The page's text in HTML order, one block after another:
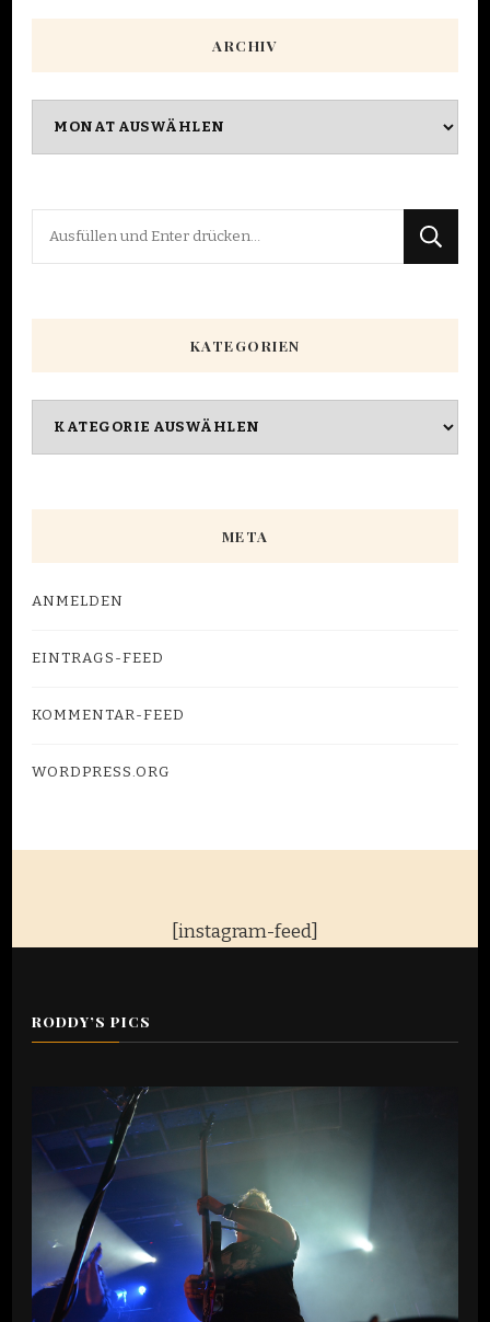
ARCHIV
etwas?
KATEGORIEN
META
ANMELDEN
EINTRAGS-FEED
KOMMENTAR-FEED
WORDPRESS.ORG
[instagram-feed]
RODDY’S PICS